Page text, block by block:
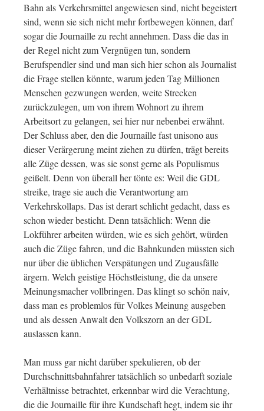
Bahn als Verkehrsmittel angewiesen sind, nicht begeistert
sind, wenn sie sich nicht mehr fortbewegen können, darf
sogar die Journaille zu recht annehmen. Dass die das in
der Regel nicht zum Vergnügen tun, sondern
Berufspendler sind und man sich hier schon als Journalist
die Frage stellen könnte, warum jeden Tag Millionen
Menschen gezwungen werden, weite Strecken
zurückzulegen, um von ihrem Wohnort zu ihrem
Arbeitsort zu gelangen, sei hier nur nebenbei erwähnt.
Der Schluss aber, den die Journaille fast unisono aus
dieser Verärgerung meint ziehen zu dürfen, trägt bereits
alle Züge dessen, was sie sonst gerne als Populismus
geißelt. Denn von überall her tönte es: Weil die GDL
streike, trage sie auch die Verantwortung am
Verkehrskollaps. Das ist derart schlicht gedacht, dass es
schon wieder besticht. Denn tatsächlich: Wenn die
Lokführer arbeiten würden, wie es sich gehört, würden
auch die Züge fahren, und die Bahnkunden müssten sich
nur über die üblichen Verspätungen und Zugausfälle
ärgern. Welch geistige Höchstleistung, die da unsere
Meinungsmacher vollbringen. Das klingt so schön naiv,
dass man es problemlos für Volkes Meinung ausgeben
und als dessen Anwalt den Volkszorn an der GDL
auslassen kann.
Man muss gar nicht darüber spekulieren, ob der
Durchschnittsbahnfahrer tatsächlich so unbedarft soziale
Verhältnisse betrachtet, erkennbar wird die Verachtung,
die die Journaille für ihre Kundschaft hegt, indem sie ihr